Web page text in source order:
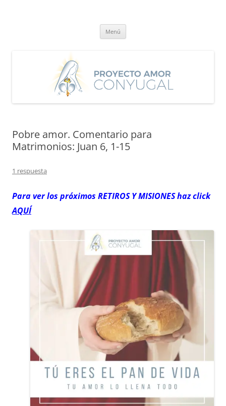
Menú
Pobre amor. Comentario para
Matrimonios: Juan 6, 1-15
1 respuesta
Para ver los próximos RETIROSY MISIONES haz click
AQUÍ